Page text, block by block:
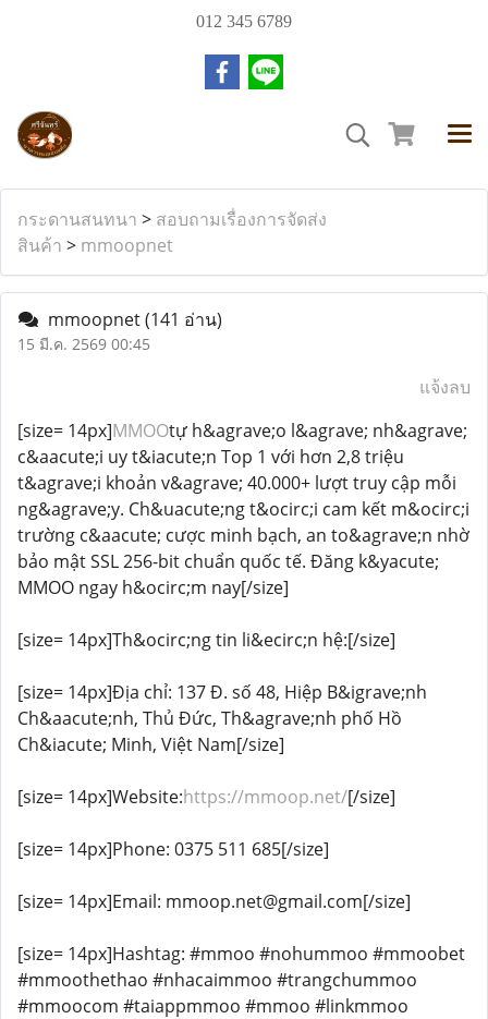
012 345 6789
กระดานสนทนา > สอบถามเรื่องการจัดส่ง
สินค้า > mmoopnet
mmoopnet(141 อ่าน)
15 มี.ค. 2569 00:45
แจ้งลบ
[size= 14px]MMOOtự h&agrave;o l&agrave; nh&agrave;
c&aacute;i uy t&iacute;n Top 1 với hơn 2,8 triệu
t&agrave;i khoản v&agrave; 40.000+ lượt truy cập mỗi
ng&agrave;y. Ch&uacute;ng t&ocirc;i cam kết m&ocirc;i
trường c&aacute; cược minh bạch, an to&agrave;n nhờ
bảo mật SSL 256-bit chuẩn quốc tế. Đăng k&yacute;
MMOO ngay h&ocirc;m nay[/size]
[size= 14px]Th&ocirc;ng tin li&ecirc;n hệ:[/size]
[size= 14px]Địa chỉ: 137 Đ. số 48, Hiệp B&igrave;nh
Ch&aacute;nh, Thủ Đức, Th&agrave;nh phố Hồ
Ch&iacute; Minh, Việt Nam[/size]
[size= 14px]Website:https://mmoop.net/[/size]
[size= 14px]Phone: 0375 511 685[/size]
[size= 14px]Email: mmoop.net@gmail.com[/size]
[size= 14px]Hashtag: #mmoo #nohummoo #mmoobet
#mmoothethao #nhacaimmoo #trangchummoo
#mmoocom #taiappmmoo #mmoo #linkmmoo